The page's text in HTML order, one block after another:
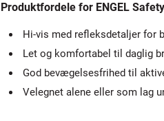
Produktfordele for ENGEL
Hi-vis med refleksdetaljer for
Let og komfortabel til daglig
God bevægelsesfrihed til
Velegnet alene eller som lag